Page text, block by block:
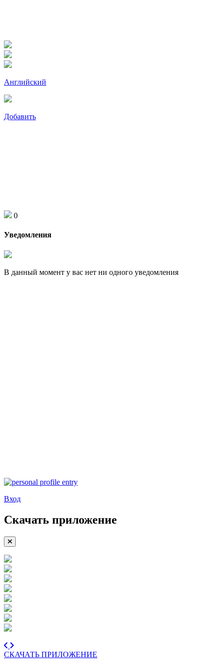
Английский
Добавить
0
Уведомления
В данный момент у вас нет ни одного уведомления
Вход
Скачать приложение
СКАЧАТЬ ПРИЛОЖЕНИЕ